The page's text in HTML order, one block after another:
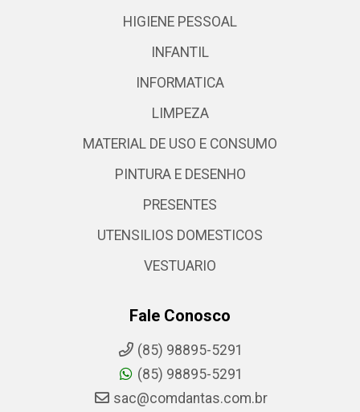
HIGIENE PESSOAL
INFANTIL
INFORMATICA
LIMPEZA
MATERIAL DE USO E CONSUMO
PINTURA E DESENHO
PRESENTES
UTENSILIOS DOMESTICOS
VESTUARIO
Fale Conosco
(85) 98895-5291
(85) 98895-5291
sac@comdantas.com.br